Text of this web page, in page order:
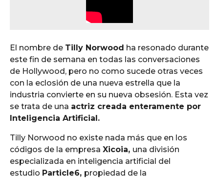
El nombre de Tilly Norwood ha resonado durante
este fin de semana en todas las conversaciones
de Hollywood, pero no como sucede otras veces
con la eclosión de una nueva estrella que la
industria convierte en su nueva obsesión. Esta vez
se trata de una actriz creada enteramente por
Inteligencia Artificial.
Tilly Norwood no existe nada más que en los
códigos de la empresa Xicoia, una división
especializada en inteligencia artificial del
estudio Particle6, propiedad de la